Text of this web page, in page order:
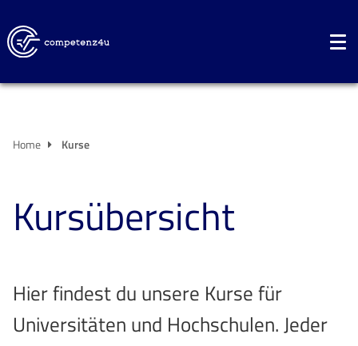
Home Kurse
Kursübersicht
Hier findest du unsere Kurse für
Universitäten und Hochschulen. Jeder